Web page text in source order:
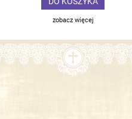
zobacz więcej